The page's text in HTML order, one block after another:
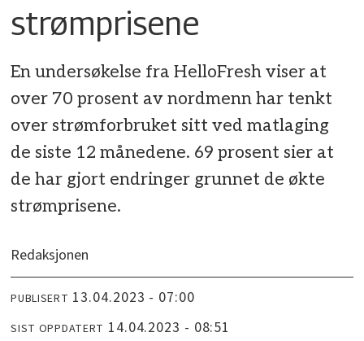
strømprisene
En undersøkelse fra HelloFresh viser at
over 70 prosent av nordmenn har tenkt
over strømforbruket sitt ved matlaging
de siste 12 månedene. 69 prosent sier at
de har gjort endringer grunnet de økte
strømprisene.
Redaksjonen
PUBLISERT 13.04.2023 - 07:00
SIST OPPDATERT 14.04.2023 - 08:51